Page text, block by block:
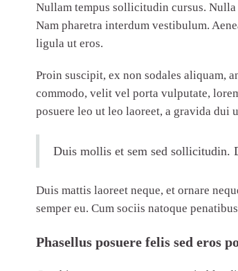
Nullam tempus sollicitudin cursus.
Nam pharetra interdum vestibulum.
ligula ut eros.
Proin suscipit, ex non sodales aliquam,
commodo, velit vel porta vulputate,
posuere leo ut leo laoreet, a gravida
Duis mollis et sem sed sollicitudin.
Duis mattis laoreet neque, et ornare
semper eu. Cum sociis natoque
Phasellus posuere felis sed eros